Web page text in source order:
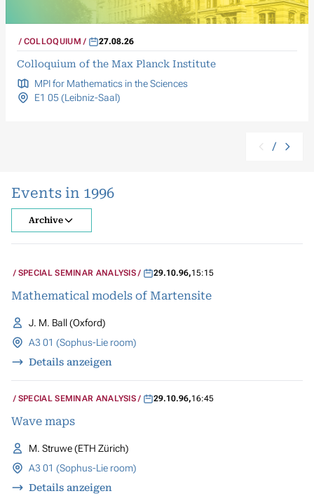
COLLOQUIUM 27.08.26
Colloquium of the Max Planck Institute
MPI for Mathematics in the Sciences
E1 05 (Leibniz-Saal)
/
Events in 1996
Archive
SPECIAL SEMINAR ANALYSIS 29.10.96,15:15
Mathematical models of Martensite
J. M. Ball (Oxford)
A3 01 (Sophus-Lie room)
Details anzeigen
SPECIAL SEMINAR ANALYSIS 29.10.96,16:45
Wave maps
M. Struwe (ETH Zürich)
A3 01 (Sophus-Lie room)
Details anzeigen